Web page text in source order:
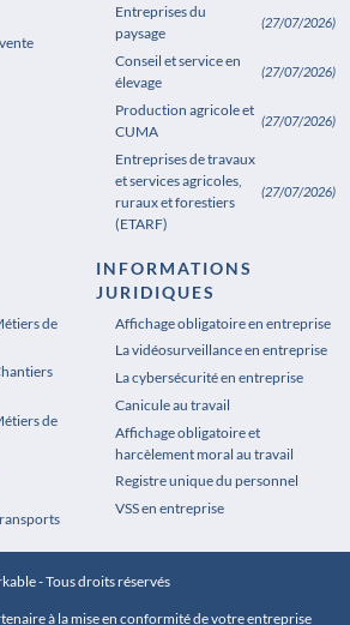
Entreprises du
paysage
(27/07/2026)
Conseil et service en
élevage
(27/07/2026)
Production agricole et
CUMA
(27/07/2026)
Entreprises de travaux
et services agricoles,
ruraux et forestiers
(ETARF)
(27/07/2026)
de
de
Affichages obligatoires Pharmacie
INFORMATIONS
JURIDIQUES
Affichage obligatoire en entreprise
La vidéosurveillance en entreprise
La cybersécurité en entreprise
Canicule au travail
Affichage obligatoire et
harcèlement moral au travail
Registre unique du personnel
VSS en entreprise
- Tous droits réservés
à la mise en conformité de votre entreprise